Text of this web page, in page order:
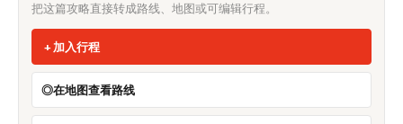
把这篇攻略直接转成路线、地图或可编辑行程。
加入行程
在地图查看路线